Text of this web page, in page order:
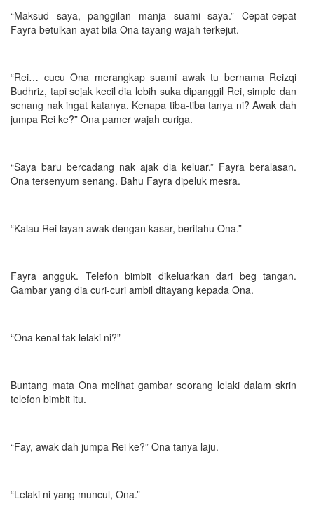
“Maksud saya, panggilan manja suami saya.” Cepat-cepat
Fayra betulkan ayat bila Ona tayang wajah terkejut.
“Rei… cucu Ona merangkap suami awak tu bernama Reizqi
Budhriz, tapi sejak kecil dia lebih suka dipanggil Rei, simple dan
senang nak ingat katanya. Kenapa tiba-tiba tanya ni? Awak dah
jumpa Rei ke?” Ona pamer wajah curiga.
“Saya baru bercadang nak ajak dia keluar.” Fayra beralasan.
Ona tersenyum senang. Bahu Fayra dipeluk mesra.
“Kalau Rei layan awak dengan kasar, beritahu Ona.”
Fayra angguk. Telefon bimbit dikeluarkan dari beg tangan.
Gambar yang dia curi-curi ambil ditayang kepada Ona.
“Ona kenal tak lelaki ni?”
Buntang mata Ona melihat gambar seorang lelaki dalam skrin
telefon bimbit itu.
“Fay, awak dah jumpa Rei ke?” Ona tanya laju.
“Lelaki ni yang muncul, Ona.”